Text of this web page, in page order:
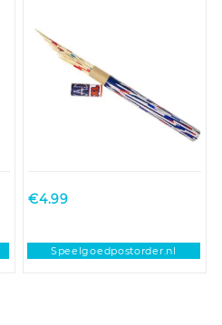
€4.99
Speelgoedpostorder.nl